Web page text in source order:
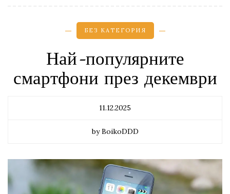
БЕЗ КАТЕГОРИЯ
Най-популярните
смартфони през декември
11.12.2025
by BoikoDDD